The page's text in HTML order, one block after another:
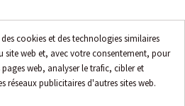
cookies et des technologies similaires
web et, avec votre consentement, pour
web, analyser le trafic, cibler et
réseaux publicitaires d'autres sites web.
3 V, batterie incluse
ou sur le mur